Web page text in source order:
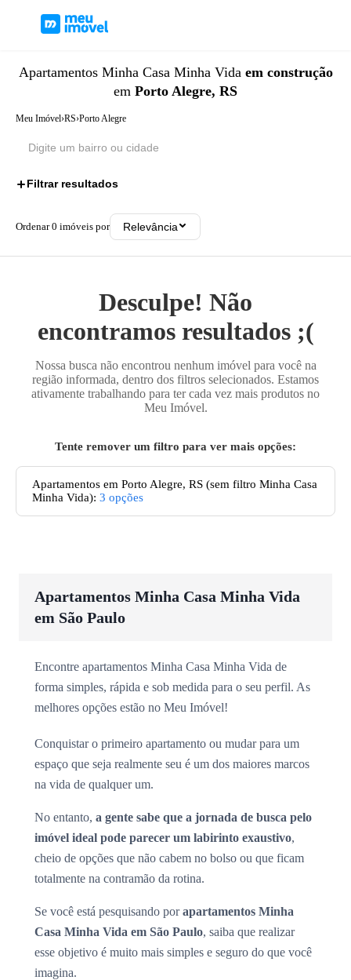
Apartamentos Minha Casa Minha Vida em construção
em Porto Alegre, RS
Meu Imóvel›RS›Porto Alegre
Filtrar resultados
Ordenar0 imóveis por Relevância
Desculpe! Não
encontramos resultados ;(
Nossa busca não encontrou nenhum imóvel para você na
região informada, dentro dos filtros selecionados. Estamos
ativamente trabalhando para ter cada vez mais produtos no
Meu Imóvel.
Tente remover um filtro para ver mais opções:
Apartamentos em Porto Alegre, RS (sem filtro Minha Casa
Minha Vida): 3 opções
Apartamentos Minha Casa Minha Vida
em São Paulo
Encontre apartamentos Minha Casa Minha Vida de
forma simples, rápida e sob medida para o seu perfil. As
melhores opções estão no Meu Imóvel!
Conquistar o primeiro apartamento ou mudar para um
espaço que seja realmente seu é um dos maiores marcos
na vida de qualquer um.
No entanto, a gente sabe que a jornada de busca pelo
imóvel ideal pode parecer um labirinto exaustivo,
cheio de opções que não cabem no bolso ou que ficam
totalmente na contramão da rotina.
Se você está pesquisando porapartamentos Minha
Casa Minha Vida em São Paulo, saiba que realizar
esse objetivo é muito mais simples e seguro do que você
imagina.